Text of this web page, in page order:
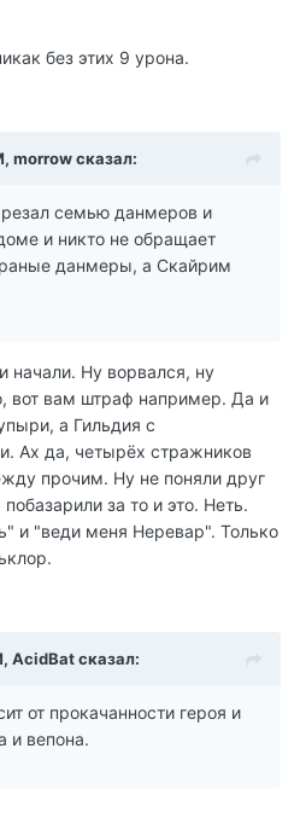
без этих 9 урона.
morrow сказал:
семью данмеров и
и никто не обращает
данмеры, а Скайрим
начали. Ну ворвался, ну
вот вам штраф например. Да и
а Гильдия с
Ах да, четырёх стражников
прочим. Ну не поняли друг
за то и это. Неть.
и "веди меня Неревар". Только
AcidBat сказал:
от прокачанности героя и
и вепона.